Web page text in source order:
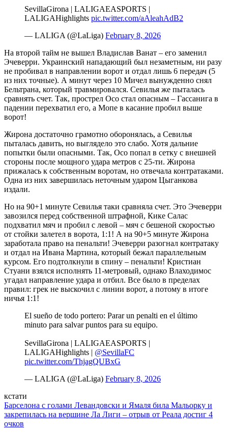
SevillaGirona | LALIGAEASPORTS |
LALIGAHighlights pic.twitter.com/aAleahAdB2
— LALIGA (@LaLiga) February 8, 2026
На второй тайм не вышел Владислав Ванат – его заменил
Эчеверри. Украинский нападающий был незаметным, ни разу
не пробивал в направлении ворот и отдал лишь 6 передач (5
из них точные). А минут через 10 Мичел вынужденно снял
Бельтрана, который травмировался. Севилья же пыталась
сравнять счет. Так, прострел Осо стал опасным – Гассанига в
падении перехватил его, а Мопе в касание пробил выше
ворот!
Жирона достаточно грамотно оборонялась, а Севилья
пыталась давить, но выглядело это слабо. Хотя дальние
попытки были опасными. Так, Осо попал в сетку с внешней
стороны после мощного удара метров с 25-ти. Жирона
прижалась к собственным воротам, но отвечала контратаками.
Одна из них завершилась неточным ударом Цыганкова
издали.
Но на 90+1 минуте Севилья таки сравняла счет. Это Эчеверри
завозился перед собственной штрафной, Кике Салас
подхватил мяч и пробил с левой – мяч с бешеной скоростью
от стойки залетел в ворота, 1:1! А на 90+5 минуте Жирона
заработала право на пенальти! Эчеверри разогнал контратаку
и отдал на Ивана Мартина, который бежал параллельным
курсом. Его подтолкнули в спину – пенальти! Кристиан
Стуани взялся исполнять 11-метровый, однако Влаходимос
угадал направление удара и отбил. Все было в пределах
правил: грек не выскочил с линии ворот, а потому в итоге
ничья 1:1!
El sueño de todo portero: Parar un penalti en el último
minuto para salvar puntos para su equipo.
SevillaGirona | LALIGAEASPORTS |
LALIGAHighlights | @SevillaFC
pic.twitter.com/ThjagQUBxG
— LALIGA (@LaLiga) February 8, 2026
кстати
Барселона с голами Левандовски и Ямаля била Мальорку и
закрепилась на вершине Ла Лиги – отрыв от Реала достиг 4
очков